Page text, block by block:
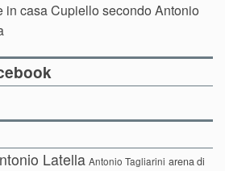
in casa Cupiello secondo Antonio
Latella Antonio Tagliarini arena di